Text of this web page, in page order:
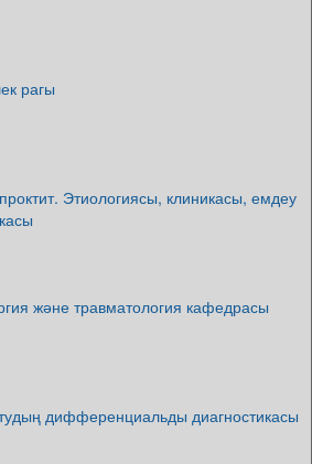
рагы
Этиологиясы, клиникасы, емдеу
және травматология кафедрасы
дифференциальды диагностикасы